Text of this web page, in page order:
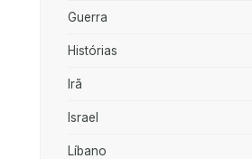
Guerra
Histórias
Irã
Israel
Líbano